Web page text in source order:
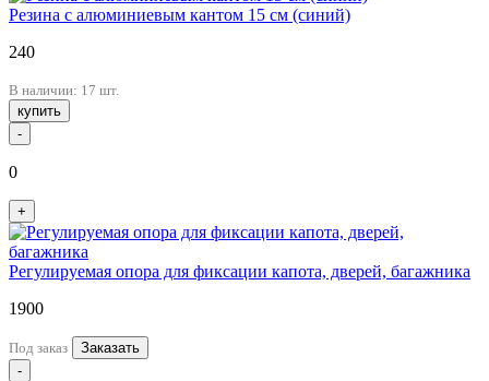
Резина с алюминиевым кантом 15 см (синий)
240
В наличии: 17 шт.
купить
-
0
+
Регулируемая опора для фиксации капота, дверей, багажника
1900
Под заказ
Заказать
-